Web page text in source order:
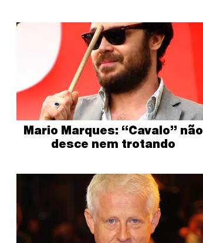
Mario Marques: “Cavalo” não
desce nem trotando